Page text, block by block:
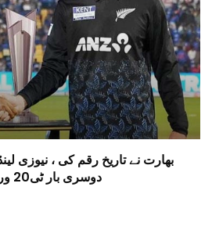
بھارت نے تاریخ رقم کی ، نیوزی
دوسری بار ٹی20 ورلڈ کپ کا خطاب جیت لیا